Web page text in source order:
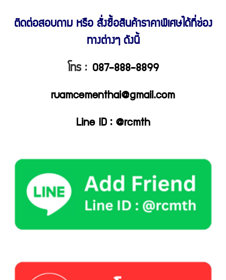
ติดต่อสอบถาม หรือ สั่งซื้อสินค้าราคาพิเศษได้ที่ช่อง
ทางต่างๆ ดังนี้
โทร : 087-888-8899
ruamcementhai@gmail.com
Line ID : @rcmth